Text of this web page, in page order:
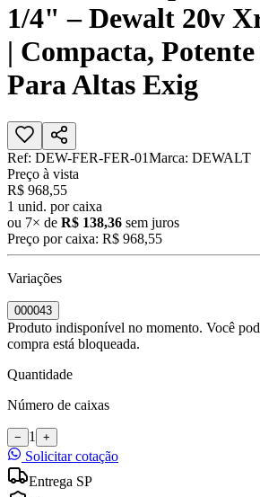
1/4" – Dewalt 20v
| Compacta,
Para Altas Exig
Ref: DEW-FER-FER-01Marca: DEWALT
Preço à vista
R$ 968,55
1 unid. por caixa
ou 7× de R$ 138,36 sem juros
Preço por caixa: R$ 968,55
Variações
000043
Produto indisponível no momento. Você
compra está bloqueada.
Quantidade
Número de caixas
− 1 +
Solicitar cotação
Entrega SP